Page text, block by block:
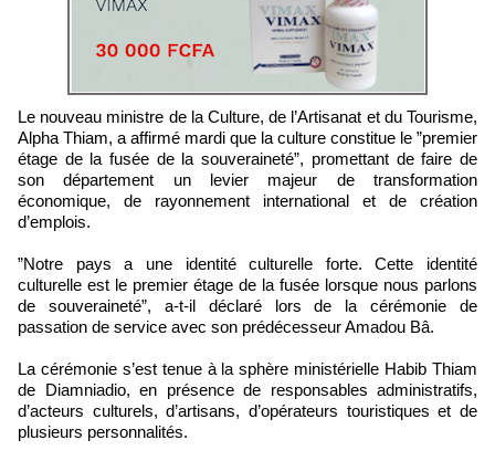
Le nouveau ministre de la Culture, de l’Artisanat et du Tourisme,
Alpha Thiam, a affirmé mardi que la culture constitue le ”premier
étage de la fusée de la souveraineté”, promettant de faire de
son département un levier majeur de transformation
économique, de rayonnement international et de création
d’emplois.
‎”Notre pays a une identité culturelle forte. Cette identité
culturelle est le premier étage de la fusée lorsque nous parlons
de souveraineté”, a-t-il déclaré lors de la cérémonie de
passation de service avec son prédécesseur Amadou Bâ.
La cérémonie s’est tenue à la sphère ministérielle Habib Thiam
de Diamniadio, en présence de responsables administratifs,
d’acteurs culturels, d’artisans, d’opérateurs touristiques et de
plusieurs personnalités.